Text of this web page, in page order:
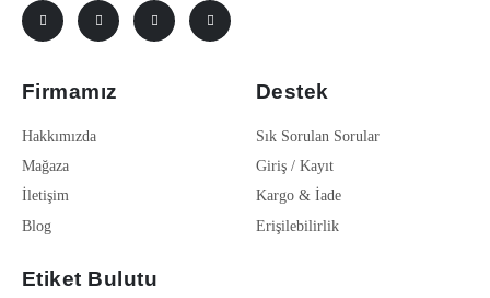
Firmamız
Hakkımızda
Mağaza
İletişim
Blog
Destek
Sık Sorulan Sorular
Giriş / Kayıt
Kargo & İade
Erişilebilirlik
Etiket Bulutu